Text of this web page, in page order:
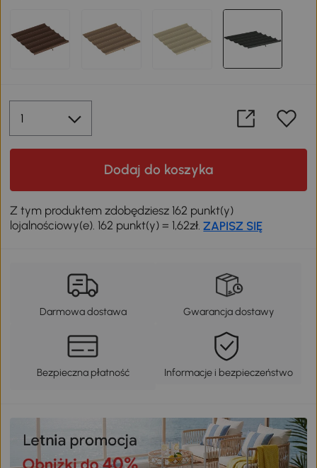
Dodaj do koszyka
Z tym produktem zdobędziesz 162 punkt(y)
lojalnościowy(e). 162 punkt(y) = 1,62zł.ZAPISZ SIĘ
Darmowa dostawa Gwarancja dostawy
Bezpieczna płatność Informacje i bezpieczeństwo